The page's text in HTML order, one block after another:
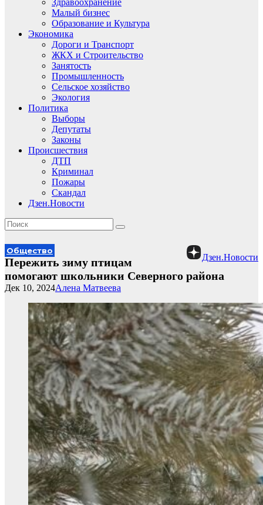
Здравоохранение
Малый бизнес
Образование и Культура
Экономика
Дороги и Транспорт
ЖКХ и Строительство
Занятость
Промышленность
Сельское хозяйство
Экология
Политика
Выборы
Депутаты
Законы
Происшествия
ДТП
Криминал
Пожары
Скандал
Дзен.Новости
Дзен.Новости
Общество
Пережить зиму птицам
помогают школьники Северного района
Алена Матвеева
Дек 10, 2024